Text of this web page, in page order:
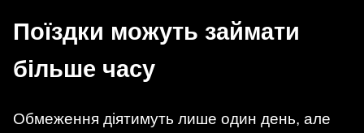
Поїздки можуть займати
більше часу
Обмеження діятимуть лише один день, але